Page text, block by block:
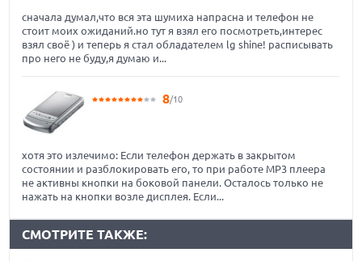
сначала думал,что вся эта шумиха напрасна и телефон не
стоит моих ожиданий.но тут я взял его посмотреть,интерес
взял своё ) и теперь я стал обладателем lg shine! расписывать
про него не буду,я думаю и...
8/10
хотя это излечимо: Если телефон держать в закрытом
состоянии и разблокировать его, то при работе МР3 плеера
не активны кнопки на боковой панели. Осталось только не
нажать на кнопки возле дисплея. Если...
СМОТРИТЕ ТАКЖЕ: